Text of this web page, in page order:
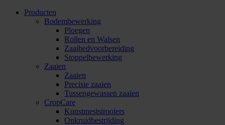
Producten
Bodembewerking
Ploegen
Rollen en Walsen
Zaaibedvoorbereiding
Stoppelbewerking
Zaaien
Zaaien
Precisie zaaien
Tussengewassen zaaien
CropCare
Kunstmeststrooiers
Onkruidbestrijding